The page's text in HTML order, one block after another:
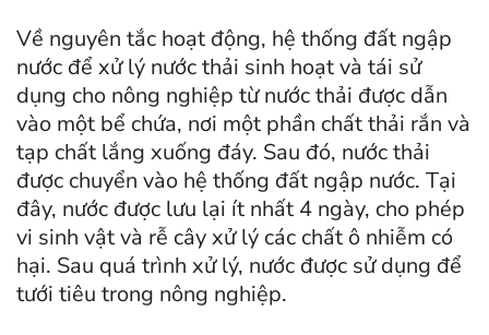
Về nguyên tắc hoạt động, hệ thống đất ngập
nước để xử lý nước thải sinh hoạt và tái sử
dụng cho nông nghiệp từ nước thải được dẫn
vào một bể chứa, nơi một phần chất thải rắn và
tạp chất lắng xuống đáy. Sau đó, nước thải
được chuyển vào hệ thống đất ngập nước. Tại
đây, nước được lưu lại ít nhất 4 ngày, cho phép
vi sinh vật và rễ cây xử lý các chất ô nhiễm có
hại. Sau quá trình xử lý, nước được sử dụng để
tưới tiêu trong nông nghiệp.